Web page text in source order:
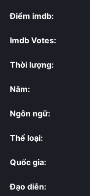
Điểm imdb:
Imdb Votes:
Thời lượng:
Năm:
Ngôn ngữ:
Thể loại:
Quốc gia:
Đạo diễn: